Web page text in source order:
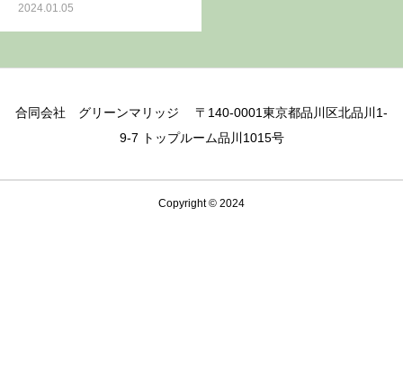
2024.01.05
合同会社 グリーンマリッジ 〒140-0001東京都品川区北品川1-
9-7 トップルーム品川1015号
Copyright © 2024